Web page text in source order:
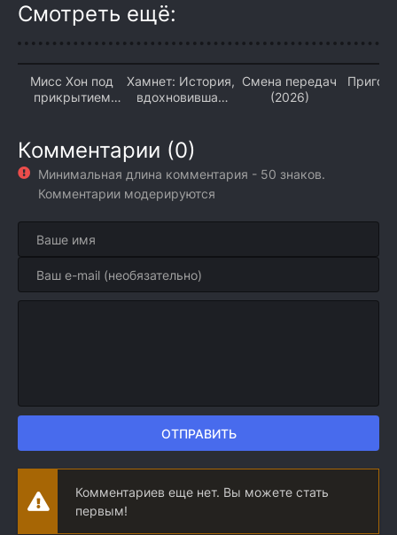
Смотреть ещё:
Мисс Хон под
прикрытием
Хамнет: История,
вдохновившая
Смена передач
(2026)
Комментарии (0)
Минимальная длина комментария - 50 знаков.
Комментарии модерируются
ОТПРАВИТЬ
Комментариев еще нет. Вы можете стать
первым!